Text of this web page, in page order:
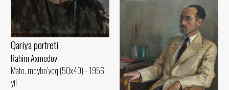
Qariya portreti
Rahim Axmedov
Mato, moybo‘yoq (50x40) - 1956
yil